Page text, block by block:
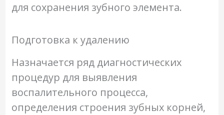
для сохранения зубного элемента.
Подготовка к удалению
Назначается ряд диагностических
процедур для выявления
воспалительного процесса,
определения строения зубных корней,